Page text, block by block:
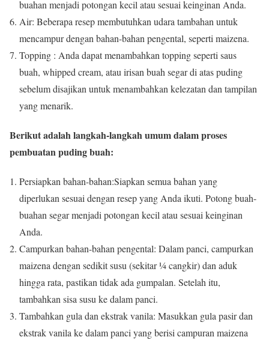
buahan menjadi potongan kecil atau sesuai keinginan Anda.
Air: Beberapa resep membutuhkan udara tambahan untuk
mencampur dengan bahan-bahan pengental, seperti maizena.
Topping : Anda dapat menambahkan topping seperti saus
buah, whipped cream, atau irisan buah segar di atas puding
sebelum disajikan untuk menambahkan kelezatan dan tampilan
yang menarik.
Berikut adalah langkah-langkah umum dalam proses
pembuatan puding buah:
Persiapkan bahan-bahan:Siapkan semua bahan yang
diperlukan sesuai dengan resep yang Anda ikuti. Potong buah-
buahan segar menjadi potongan kecil atau sesuai keinginan
Anda.
Campurkan bahan-bahan pengental: Dalam panci, campurkan
maizena dengan sedikit susu (sekitar ¼ cangkir) dan aduk
hingga rata, pastikan tidak ada gumpalan. Setelah itu,
tambahkan sisa susu ke dalam panci.
Tambahkan gula dan ekstrak vanila: Masukkan gula pasir dan
ekstrak vanila ke dalam panci yang berisi campuran maizena